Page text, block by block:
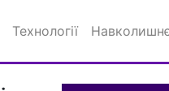
Технології